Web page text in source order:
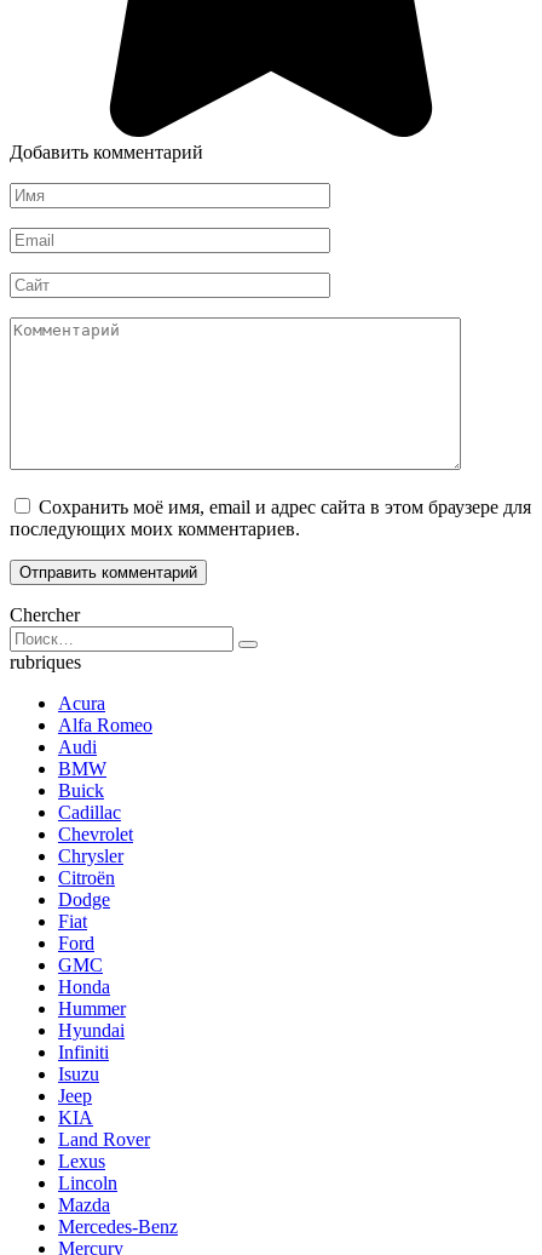
Добавить комментарий
Имя
*
Email
*
Сайт
Комментарий
Сохранить моё имя, email и адрес сайта в этом браузере для
последующих моих комментариев.
Chercher
Search
for:
rubriques
Acura
Alfa Romeo
Audi
BMW
Buick
Cadillac
Chevrolet
Chrysler
Citroën
Dodge
Fiat
Ford
GMC
Honda
Hummer
Hyundai
Infiniti
Isuzu
Jeep
KIA
Land Rover
Lexus
Lincoln
Mazda
Mercedes-Benz
Mercury